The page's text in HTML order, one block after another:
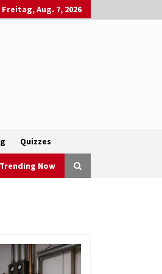
Freitag, Aug. 7, 2026
Quizzes
Trending Now
und
sinnvoll